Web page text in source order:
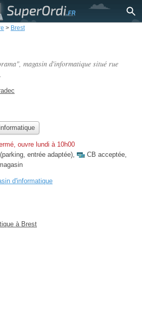
> Brest
magasin d'informatique situé rue
ouvre lundi à 10h00
(parking, entrée adaptée), CB acceptée,
d'informatique
à Brest